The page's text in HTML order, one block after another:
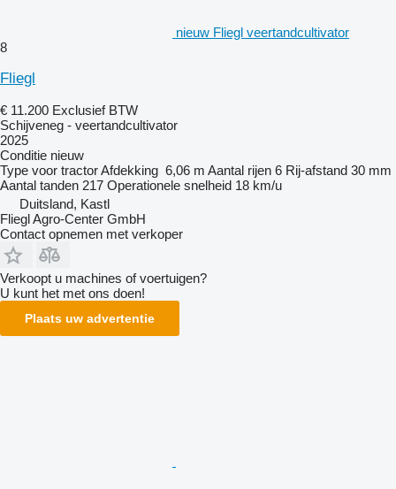
nieuw Fliegl veertandcultivator
8
Fliegl
€ 11.200 Exclusief BTW
Schijveneg - veertandcultivator
2025
Conditie nieuw
Type voor tractorAfdekking 6,06 m Aantal rijen 6 Rij-afstand 30 mm
Aantal tanden 217 Operationele snelheid 18 km/u
Duitsland, Kastl
Fliegl Agro-Center GmbH
Contact opnemen met verkoper
Verkoopt u machines of voertuigen?
U kunt het met ons doen!
Plaats uw advertentie